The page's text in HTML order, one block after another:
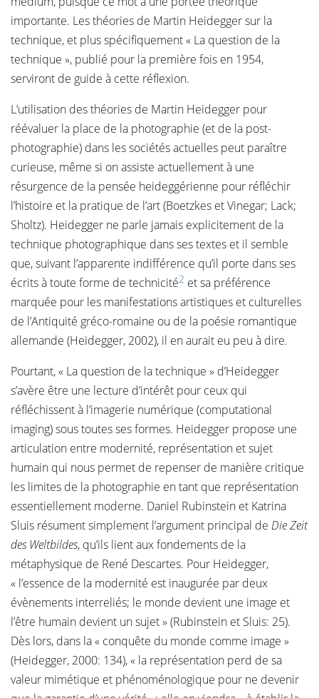
importante. Les théories de Martin Heidegger sur la
technique, et plus spécifiquement « La question de la
technique », publié pour la première fois en 1954,
serviront de guide à cette réflexion.
L’utilisation des théories de Martin Heidegger pour
réévaluer la place de la photographie (et de la post-
photographie) dans les sociétés actuelles peut paraître
curieuse, même si on assiste actuellement à une
résurgence de la pensée heideggérienne pour réfléchir
l’histoire et la pratique de l’art (Boetzkes et Vinegar; Lack;
Sholtz). Heidegger ne parle jamais explicitement de la
technique photographique dans ses textes et il semble
que, suivant l’apparente indifférence qu’il porte dans ses
écrits à toute forme de technicité2 et sa préférence
marquée pour les manifestations artistiques et culturelles
de l’Antiquité gréco-romaine ou de la poésie romantique
allemande (Heidegger, 2002), il en aurait eu peu à dire.
Pourtant, « La question de la technique » d’Heidegger
s’avère être une lecture d’intérêt pour ceux qui
réfléchissent à l’imagerie numérique (computational
imaging) sous toutes ses formes. Heidegger propose une
articulation entre modernité, représentation et sujet
humain qui nous permet de repenser de manière critique
les limites de la photographie en tant que représentation
essentiellement moderne. Daniel Rubinstein et Katrina
Sluis résument simplement l’argument principal de Die Zeit
des Weltbildes, qu’ils lient aux fondements de la
métaphysique de René Descartes. Pour Heidegger,
« l’essence de la modernité est inaugurée par deux
évènements interreliés; le monde devient une image et
l’être humain devient un sujet » (Rubinstein et Sluis: 25).
Dès lors, dans la « conquête du monde comme image »
(Heidegger, 2000: 134), « la représentation perd de sa
valeur mimétique et phénoménologique pour ne devenir